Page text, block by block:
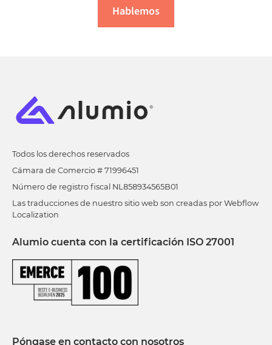
Hablemos
Todos los derechos reservados
Cámara de Comercio # 71996451
Número de registro fiscal NL858934565B01
Las traducciones de nuestro sitio web son creadas por Webflow
Localization
Alumio cuenta con la certificación ISO 27001
Póngase en contacto con nosotros